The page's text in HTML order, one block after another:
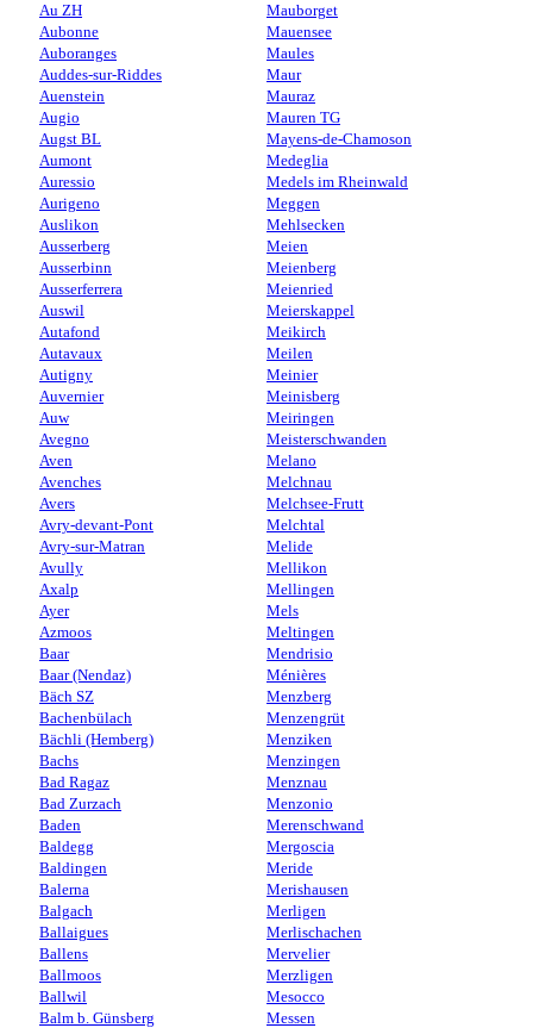
Au ZH
Aubonne
Auboranges
Auddes-sur-Riddes
Auenstein
Augio
Augst BL
Aumont
Auressio
Aurigeno
Auslikon
Ausserberg
Ausserbinn
Ausserferrera
Auswil
Autafond
Autavaux
Autigny
Auvernier
Auw
Avegno
Aven
Avenches
Avers
Avry-devant-Pont
Avry-sur-Matran
Avully
Axalp
Ayer
Azmoos
Baar
Baar (Nendaz)
Bäch SZ
Bachenbülach
Bächli (Hemberg)
Bachs
Bad Ragaz
Bad Zurzach
Baden
Baldegg
Baldingen
Balerna
Balgach
Ballaigues
Ballens
Ballmoos
Ballwil
Balm b. Günsberg
Mauborget
Mauensee
Maules
Maur
Mauraz
Mauren TG
Mayens-de-Chamoson
Medeglia
Medels im Rheinwald
Meggen
Mehlsecken
Meien
Meienberg
Meienried
Meierskappel
Meikirch
Meilen
Meinier
Meinisberg
Meiringen
Meisterschwanden
Melano
Melchnau
Melchsee-Frutt
Melchtal
Melide
Mellikon
Mellingen
Mels
Meltingen
Mendrisio
Ménières
Menzberg
Menzengrüt
Menziken
Menzingen
Menznau
Menzonio
Merenschwand
Mergoscia
Meride
Merishausen
Merligen
Merlischachen
Mervelier
Merzligen
Mesocco
Messen